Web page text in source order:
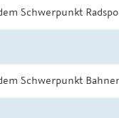
Schwerpunkt
Schwerpunkt